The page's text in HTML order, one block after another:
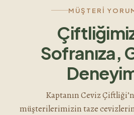
MÜŞTERI
Sofranıza,
Kaptanın Ceviz
müşterilerimizin taze